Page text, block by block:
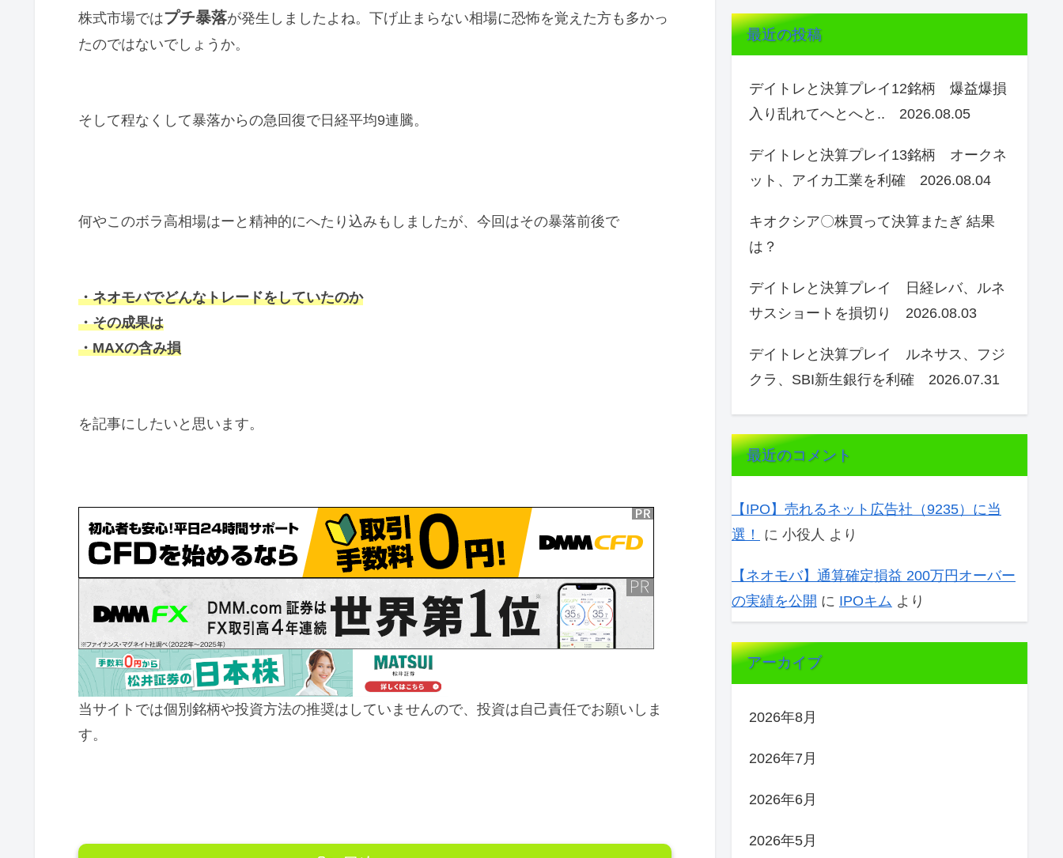
株式市場ではプチ暴落が発生しましたよね。下げ止まらない相場に恐怖を覚えた方も多かっ
たのではないでしょうか。
そして程なくして暴落からの急回復で日経平均9連騰。
何やこのボラ高相場はーと精神的にへたり込みもしましたが、今回はその暴落前後で
・ネオモバでどんなトレードをしていたのか
・その成果は
・MAXの含み損
を記事にしたいと思います。
当サイトでは個別銘柄や投資方法の推奨はしていませんので、投資は自己責任でお願いしま
す。
最近の投稿
デイトレと決算プレイ12銘柄 爆益爆損
入り乱れてへとへと.. 2026.08.05
デイトレと決算プレイ13銘柄 オークネ
ット、アイカ工業を利確 2026.08.04
キオクシア〇株買って決算またぎ 結果
は？
デイトレと決算プレイ 日経レバ、ルネ
サスショートを損切り 2026.08.03
デイトレと決算プレイ ルネサス、フジ
クラ、SBI新生銀行を利確 2026.07.31
最近のコメント
【IPO】売れるネット広告社（9235）に当
選！
に 小役人 より
【ネオモバ】通算確定損益 200万円オーバー
の実績を公開 に IPOキム より
アーカイブ
2026年8月
2026年7月
2026年6月
2026年5月